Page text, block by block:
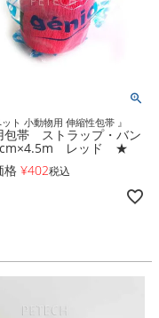
ット 小動物用 伸縮性包帯 』
包帯 ストラップ・バン
レッド ★
格 ¥402税込